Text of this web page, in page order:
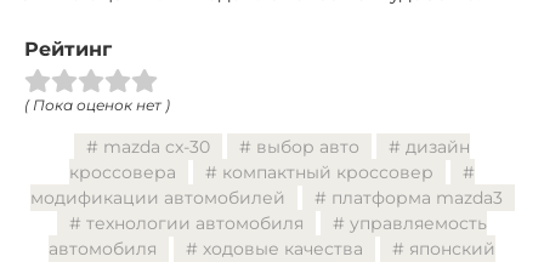
Рейтинг
( Пока оценок нет )
mazda cx-30 выбор авто
дизайн
кроссовера
компактный кроссовер
модификации автомобилей
платформа mazda3
технологии автомобиля
управляемость
автомобиля
ходовые качества
японский